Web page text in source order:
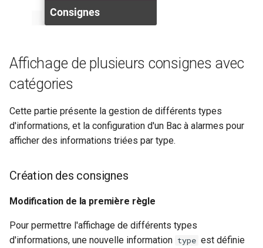
Affichage de plusieurs consignes avec
catégories
Cette partie présente la gestion de différents types
d'informations, et la configuration d'un Bac à alarmes pour
afficher des informations triées par type.
Création des consignes
Modification de la première règle
Pour permettre l'affichage de différents types
d'informations, une nouvelle information type est définie